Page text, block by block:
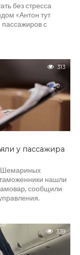
без стресса
«Антон тут
пассажиров с
313
у пассажира
Шемариных
нашли
сообщили
339